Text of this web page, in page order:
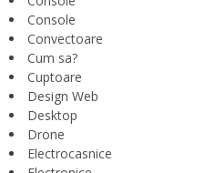
Console
Convectoare
Cum sa?
Cuptoare
Design Web
Desktop
Drone
Electrocasnice